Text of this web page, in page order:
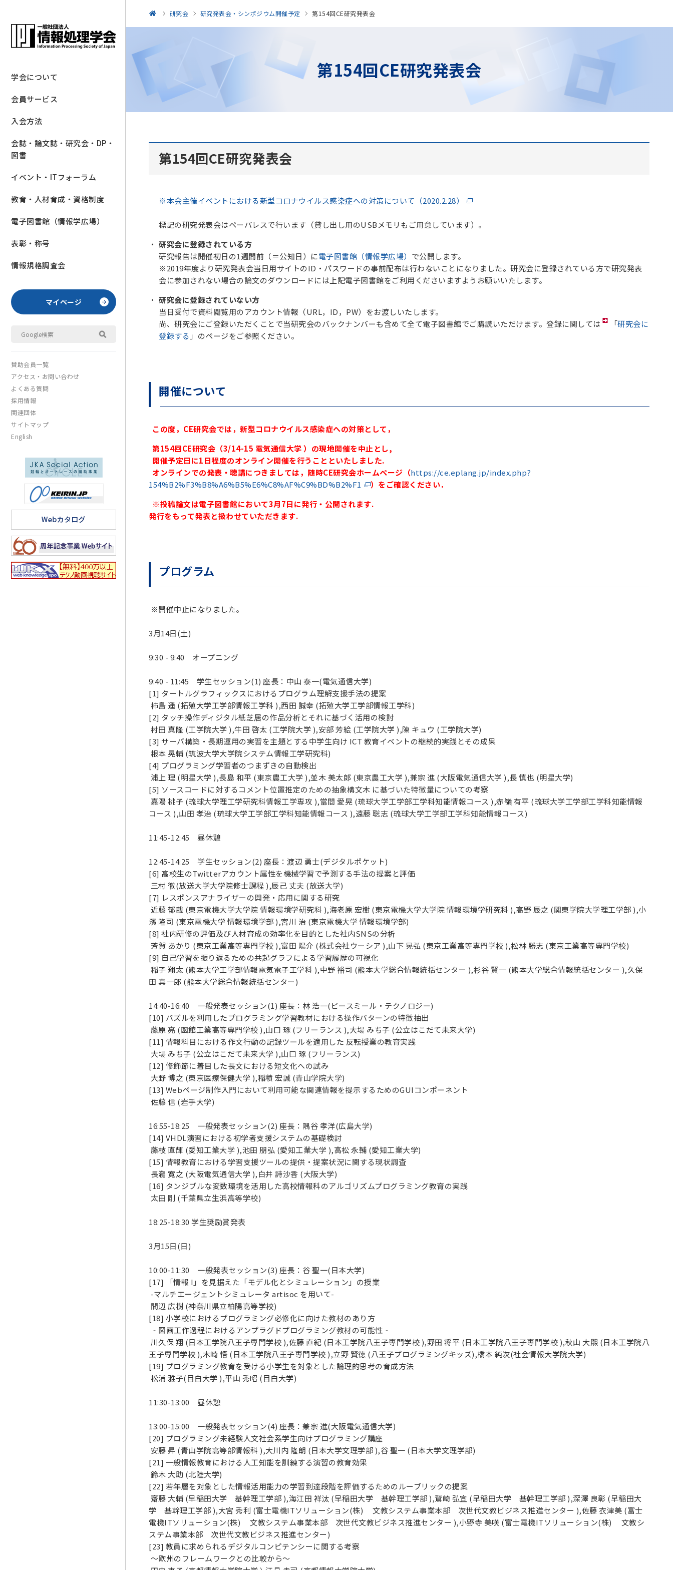
学会について
会員サービス
入会方法
会誌・論文誌・研究会・DP・
図書
イベント・ITフォーラム
教育・人材育成・資格制度
電子図書館（情報学広場）
表彰・称号
情報規格調査会
マイページ
賛助会員一覧
アクセス・お問い合わせ
よくある質問
採用情報
関連団体
サイトマップ
English
研究会 研究発表会・シンポジウム開催予定 第154回CE研究発表会
第154回CE研究発表会
第154回CE研究発表会
※本会主催イベントにおける新型コロナウイルス感染症への対策について（2020.2.28）
標記の研究発表会はペーパレスで行います（貸し出し用のUSBメモリもご用意しています）。
研究会に登録されている方
研究報告は開催初日の1週間前（＝公知日）に電子図書館（情報学広場） で公開します。
※2019年度より研究発表会当日用サイトのID・パスワードの事前配布は行わないことになりました。研究会に登録されている方で研究発表
会に参加されない場合の論文のダウンロードには上記電子図書館をご利用くださいますようお願いいたします。
研究会に登録されていない方
当日受付で資料閲覧用のアカウント情報（URL，ID，PW）をお渡しいたします。
尚、研究会にご登録いただくことで当研究会のバックナンバーも含めて全て電子図書館でご購読いただけます。登録に関しては
「研究会に
登録する 」のページをご参照ください。
開催について
この度，CE研究会では，新型コロナウイルス感染症への対策として，
第154回CE研究会（3/14-15 電気通信大学 ）の現地開催を中止とし,
開催予定日に1日程度のオンライン開催を行うことといたしました.
オンラインでの発表・聴講につきましては，随時CE研究会ホームページ（https://ce.eplang.jp/index.php?
154%B2%F3%B8%A6%B5%E6%C8%AF%C9%BD%B2%F1
）をご確認ください．
※投稿論文は電子図書館において3月7日に発行・公開されます.
発行をもって発表と扱わせていただきます.
プログラム
※開催中止になりました。
3月14日(土)
9:30 - 9:40 オープニング
9:40 - 11:45 学生セッション(1) 座長：中山 泰一(電気通信大学)
[1] タートルグラフィックスにおけるプログラム理解支援手法の提案
柿島 遥 (拓殖大学工学部情報工学科 ),西田 誠幸 (拓殖大学工学部情報工学科)
[2] タッチ操作ディジタル紙芝居の作品分析とそれに基づく活用の検討
村田 真隆 (工学院大学 ),牛田 啓太 (工学院大学 ),安部 芳絵 (工学院大学 ),陳 キュウ (工学院大学)
[3] サーバ構築・長期運用の実習を主題とする中学生向け ICT 教育イベントの継続的実践とその成果
根本 晃輔 (筑波大学大学院システム情報工学研究科)
[4] プログラミング学習者のつまずきの自動検出
浦上 理 (明星大学 ),長島 和平 (東京農工大学 ),並木 美太郎 (東京農工大学 ),兼宗 進 (大阪電気通信大学 ),長 慎也 (明星大学)
[5] ソースコードに対するコメント位置推定のための抽象構文木 に基づいた特徴量についての考察
嘉陽 桃子 (琉球大学理工学研究科情報工学専攻 ),當間 愛晃 (琉球大学工学部工学科知能情報コース ),赤嶺 有平 (琉球大学工学部工学科知能情報
コース ),山田 孝治 (琉球大学工学部工学科知能情報コース ),遠藤 聡志 (琉球大学工学部工学科知能情報コース)
11:45-12:45 昼休憩
12:45-14:25 学生セッション(2) 座長：渡辺 勇士(デジタルポケット)
[6] 高校生のTwitterアカウント属性を機械学習で予測する手法の提案と評価
三村 徹(放送大学大学院修士課程 ),辰己 丈夫 (放送大学)
[7] レスポンスアナライザーの開発・応用に関する研究
近藤 郁哉 (東京電機大学大学院 情報環境学研究科 ),海老原 宏樹 (東京電機大学大学院 情報環境学研究科 ),高野 辰之 (関東学院大学理工学部 ),小
濱 隆司 (東京電機大学 情報環境学部 ),宮川 治 (東京電機大学 情報環境学部)
[8] 社内研修の評価及び人材育成の効率化を目的とした社内SNSの分析
芳賀 あかり (東京工業高等専門学校 ),富田 陽介 (株式会社ウーシア ),山下 晃弘 (東京工業高等専門学校 ),松林 勝志 (東京工業高等専門学校)
[9] 自己学習を振り返るための共起グラフによる学習履歴の可視化
稲子 翔太 (熊本大学工学部情報電気電子工学科 ),中野 裕司 (熊本大学総合情報統括センター ),杉谷 賢一 (熊本大学総合情報統括センター ),久保
田 真一郎 (熊本大学総合情報統括センター)
14:40-16:40 一般発表セッション(1) 座長：林 浩一(ピースミール・テクノロジー)
[10] パズルを利用したプログラミング学習教材における操作パターンの特徴抽出
藤原 亮 (函館工業高等専門学校 ),山口 琢 (フリーランス ),大場 みち子 (公立はこだて未来大学)
[11] 情報科目における作文行動の記録ツールを適用した 反転授業の教育実践
大場 みち子 (公立はこだて未来大学 ),山口 琢 (フリーランス)
[12] 修飾節に着目した長文における短文化への試み
大野 博之 (東京医療保健大学 ),稲積 宏誠 (青山学院大学)
[13] Webページ制作入門において利用可能な関連情報を提示するためのGUIコンポーネント
佐藤 信 (岩手大学)
16:55-18:25 一般発表セッション(2) 座長：隅谷 孝洋(広島大学)
[14] VHDL演習における初学者支援システムの基礎検討
藤枝 直輝 (愛知工業大学 ),池田 朋弘 (愛知工業大学 ),高松 永輔 (愛知工業大学)
[15] 情報教育における学習支援ツールの提供・提案状況に関する現状調査
長瀧 寛之 (大阪電気通信大学 ),白井 詩沙香 (大阪大学)
[16] タンジブルな変数環境を活用した高校情報科のアルゴリズムプログラミング教育の実践
太田 剛 (千葉県立生浜高等学校)
18:25-18:30 学生奨励賞発表
3月15日(日)
10:00-11:30 一般発表セッション(3) 座長：谷 聖一(日本大学)
[17] 「情報 I」を見据えた「モデル化とシミュレーション」の授業
-マルチエージェントシミュレータ artisoc を用いて-
間辺 広樹 (神奈川県立柏陽高等学校)
[18] 小学校におけるプログラミング必修化に向けた教材のあり方
‐図画工作過程におけるアンプラグドプログラミング教材の可能性‐
川久保 翔 (日本工学院八王子専門学校 ),佐藤 直紀 (日本工学院八王子専門学校 ),野田 将平 (日本工学院八王子専門学校 ),秋山 大煕 (日本工学院八
王子専門学校 ),木崎 悟 (日本工学院八王子専門学校 ),立野 賢徳 (八王子プログラミングキッズ),橋本 純次(社会情報大学院大学)
[19] プログラミング教育を受ける小学生を対象とした論理的思考の育成方法
松浦 雅子(目白大学 ),平山 秀昭 (目白大学)
11:30-13:00 昼休憩
13:00-15:00 一般発表セッション(4) 座長：兼宗 進(大阪電気通信大学)
[20] プログラミング未経験人文社会系学生向けプログラミング講座
安藤 昇 (青山学院高等部情報科 ),大川内 隆朗 (日本大学文理学部 ),谷 聖一 (日本大学文理学部)
[21] 一般情報教育における人工知能を訓練する演習の教育効果
鈴木 大助 (北陸大学)
[22] 若年層を対象とした情報活用能力の学習到達段階を評価するためのルーブリックの提案
齋藤 大輔 (早稲田大学 基幹理工学部 ),海江田 祥汰 (早稲田大学 基幹理工学部 ),鷲崎 弘宜 (早稲田大学 基幹理工学部 ),深澤 良彰 (早稲田大
学 基幹理工学部 ),大宮 秀利 (富士電機ITソリューション(株) 文教システム事業本部 次世代文教ビジネス推進センター ),佐藤 衣津美 (富士
電機ITソリューション(株) 文教システム事業本部 次世代文教ビジネス推進センター ),小野寺 美咲 (富士電機ITソリューション(株) 文教シ
ステム事業本部 次世代文教ビジネス推進センター)
[23] 教員に求められるデジタルコンピテンシーに関する考察
～欧州のフレームワークとの比較から～